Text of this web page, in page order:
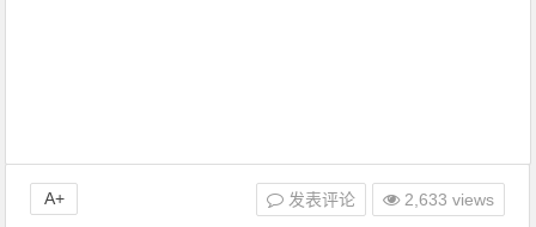
发表评论 2,633 views
A+